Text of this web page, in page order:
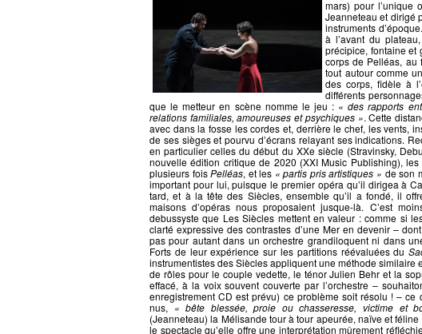
mars) pour l’unique
Jeanneteau et dirigé
instruments
à l’avant du
précipice, fontaine et
corps de Pelléas, au
tout autour comme
des corps, fidèle à
différents
que le metteur en scène nomme le jeu : « des rapports
relations familiales, amoureuses et psychiques ». Cette
avec dans la fosse les cordes et, derrière le chef, les vents,
de ses sièges et pourvu d’écrans relayant ses indications.
en particulier celles du début du XXe siècle (Stravinsky,
nouvelle édition critique de 2020 (XXI Music Publishing),
plusieurs foisPelléas, et les « partis pris artistiques » de son
important pour lui, puisque le premier opéra qu’il dirigea à
tard, et à la tête des Siècles, ensemble qu’il a fondé, il
maisons d’opéras nous proposaient jusque-là. C’est
debussyste que Les Siècles mettent en valeur : comme si
clarté expressive des contrastes d’une Mer en devenir –
pas pour autant dans un orchestre grandiloquent ni dans
Forts de leur expérience sur les partitions réévaluées du
instrumentistes des Siècles appliquent une méthode
de rôles pour le couple vedette, le ténor Julien Behr et la
effacé, à la voix souvent couverte par l’orchestre –
enregistrement CD est prévu) ce problème soit résolu ! –
nus,« bête blessée, proie ou chasseresse, victime et
(Jeanneteau) la Mélisande tour à tour apeurée, naïve et
le spectacle qu’elle offre une interprétation mûrement